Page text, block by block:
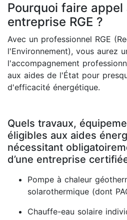
Pourquoi faire appel
entreprise RGE ?
Avec un professionnel RGE
l'Environnement), vous aurez
l'accompagnement
aux aides de l'État pour
d'efficacité énergétique.
Quels travaux,
éligibles aux aides
nécessitant
d’une entreprise
Pompe à chaleur
solarothermique (dont
Chauffe-eau solaire